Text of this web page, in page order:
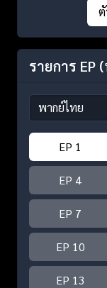
รายการ EP
EP 1
EP 4
EP 7
EP 10
EP 13